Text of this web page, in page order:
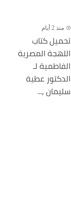
منذ 2 أيام
تحميل كتاب
اللهجة المصرية
الفاطمية لـ
الدكتور عطية
سليمان ,...